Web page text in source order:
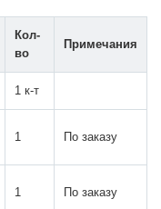
Кол-
во
Примечания
1 к-т
1 По заказу
1 По заказу